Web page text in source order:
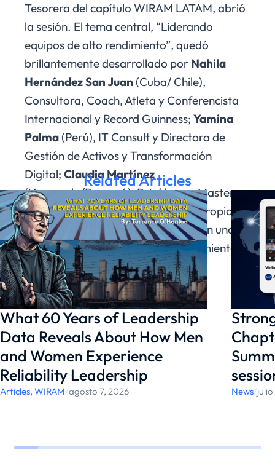
Tesorera del capítulo WIRAM LATAM, abrió
la sesión. El tema central, “Liderando
equipos de alto rendimiento”, quedó
brillantemente desarrollado por Nahila
Hernández San Juan (Cuba/ Chile),
Consultora, Coach, Atleta y Conferencista
Internacional y Record Guinness; Yamina
Palma (Perú), IT Consult y Directora de
Gestión de Activos y Transformación
Digital; Claudia Martínez
(Venezuela/Panamá), Psicóloga y Master
Coach Ejecutiva Corporativa, y la propia
Viviana
(Argentina), quienes crearon una
dinámica de intercambio de conocimientos y
experiencias tan inspiradores como
enriquecedores.
Related Articles
What 60 Years of Leadership
Data Reveals About How Men
and Women Experience
Reliability Leadership
Articles, WIRAM/agosto 7, 2026 News/